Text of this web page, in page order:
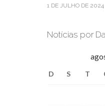
1 DE JULHO DE 2024
Notícias por
D S T